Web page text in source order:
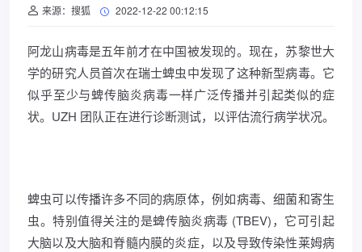
来源：搜狐 2022-12-22 00:12:15
阿龙山病毒是五年前才在中国被发现的。现在，苏黎世大
学的研究人员首次在瑞士蜱虫中发现了这种新型病毒。它
似乎至少与蜱传脑炎病毒一样广泛传播并引起类似的症
状。UZH 团队正在进行诊断测试，以评估流行病学状况。
蜱虫可以传播许多不同的病原体，例如病毒、细菌和寄生
虫。特别值得关注的是蜱传脑炎病毒 (TBEV)，它可引起
大脑以及大脑和脊髓内膜的炎症，以及导致传染性莱姆病